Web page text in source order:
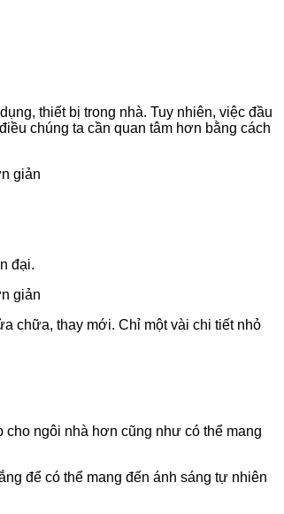
thiết bị trong nhà. Tuy nhiên, việc đầu
chúng ta cần quan tâm hơn bằng cách
đại.
chữa, thay mới. Chỉ một vài chi tiết nhỏ
ngôi nhà hơn cũng như có thể mang
để có thể mang đến ánh sáng tự nhiên